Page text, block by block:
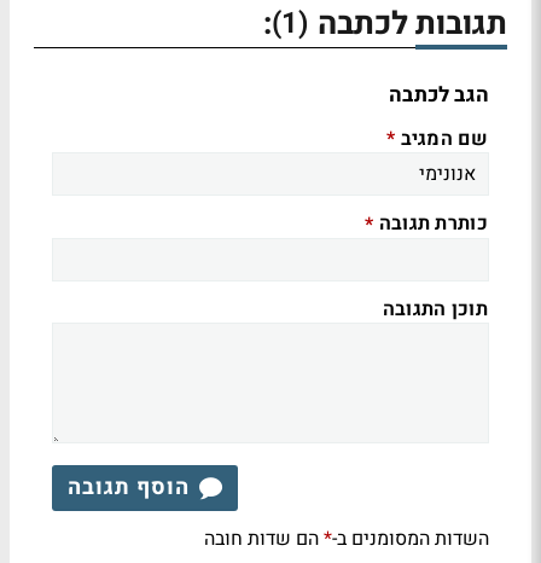
תגובות לכתבה (1)
:
הגב לכתבה
שם המגיב *
כותרת תגובה *
תוכן התגובה
הוסף תגובה
השדות המסומנים ב-*הם שדות חובה